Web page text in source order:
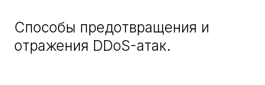
Способы предотвращения и
отражения DDoS-атак.